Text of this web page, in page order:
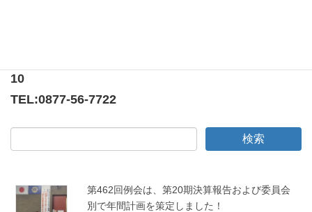
10
TEL:0877-56-7722
第462回例会は、第20期決算報告および委員会
別で年間計画を策定しました！